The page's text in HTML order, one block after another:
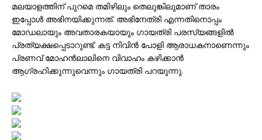
മലയാളത്തിന് പുറമെ തമിഴിലും തെലുങ്കിലുമാണ് താരം
ഇപ്പോൾ അഭിനയിക്കുന്നത്. അഭിനേത്രി എന്നതിനൊപ്പം
മോഡലായും അവതാരകയായും ഗായത്രി പരസ്യങ്ങളിൽ
പ്രത്യക്ഷപ്പെടാറുണ്ട്. കട്ട നിവിൻ പോളി ആരാധകനാണെന്നും
പ്രണവ് മോഹൻലാലിനെ വിവാഹം കഴിക്കാൻ
ആഗ്രഹിക്കുന്നുവെന്നും ഗായത്രി പറയുന്നു.